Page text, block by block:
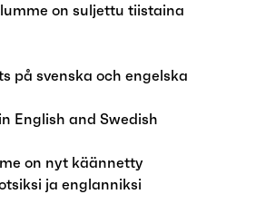
on suljettu tiistaina
på svenska och engelska
English and Swedish
on nyt käännetty
ja englanniksi